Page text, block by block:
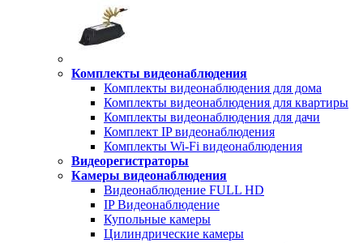
Комплекты видеонаблюдения
Комплекты видеонаблюдения для дома
Комплекты видеонаблюдения для квартиры
Комплекты видеонаблюдения для дачи
Комплект IP видеонаблюдения
Комплекты Wi-Fi видеонаблюдения
Видеорегистраторы
Камеры видеонаблюдения
Видеонаблюдение FULL НD
IP Видеонаблюдение
Купольные камеры
Цилиндрические камеры